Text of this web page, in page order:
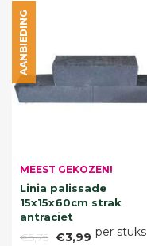
MEEST GEKOZEN!
Linia palissade
15x15x60cm strak
antraciet
€5,75 €3,99 per stuks
AANBIEDING